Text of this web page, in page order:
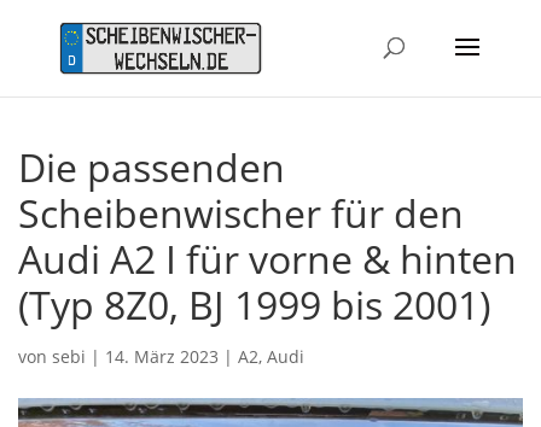
Die passenden
Scheibenwischer für den
Audi A2 I für vorne & hinten
(Typ 8Z0, BJ 1999 bis 2001)
von sebi | 14. März 2023 | A2, Audi